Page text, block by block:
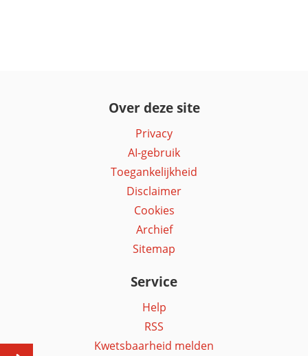
Over deze site
Privacy
AI-gebruik
Toegankelijkheid
Disclaimer
Cookies
Archief
Sitemap
Service
Help
RSS
Kwetsbaarheid melden